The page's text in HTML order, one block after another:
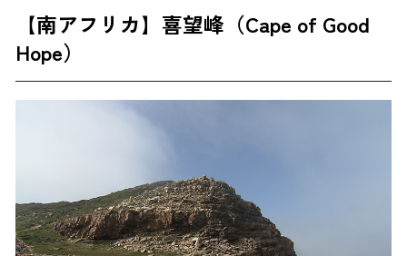
【南アフリカ】喜望峰（Cape of Good
Hope）